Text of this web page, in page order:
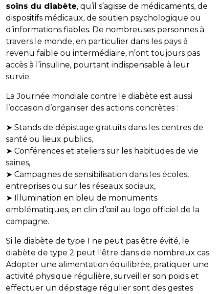
soins du diabète, qu’il s’agisse de médicaments, de
dispositifs médicaux, de soutien psychologique ou
d’informations fiables. De nombreuses personnes à
travers le monde, en particulier dans les pays à
revenu faible ou intermédiaire, n’ont toujours pas
accès à l’insuline, pourtant indispensable à leur
survie.
La Journée mondiale contre le diabète est aussi
l’occasion d’organiser des actions concrètes :
➤ Stands de dépistage gratuits dans les centres de
santé ou lieux publics,
➤ Conférences et ateliers sur les habitudes de vie
saines,
➤ Campagnes de sensibilisation dans les écoles,
entreprises ou sur les réseaux sociaux,
➤ Illumination en bleu de monuments
emblématiques, en clin d’œil au logo officiel de la
campagne.
Si le diabète de type 1 ne peut pas être évité, le
diabète de type 2 peut l'être dans de nombreux cas.
Adopter une alimentation équilibrée, pratiquer une
activité physique régulière, surveiller son poids et
effectuer un dépistage régulier sont des gestes